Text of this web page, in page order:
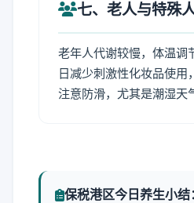
七、老人与特殊
老年人代谢较慢，体温调
日减少刺激性化妆品使
注意防滑，尤其是潮湿天
保税港区今日养生小结：